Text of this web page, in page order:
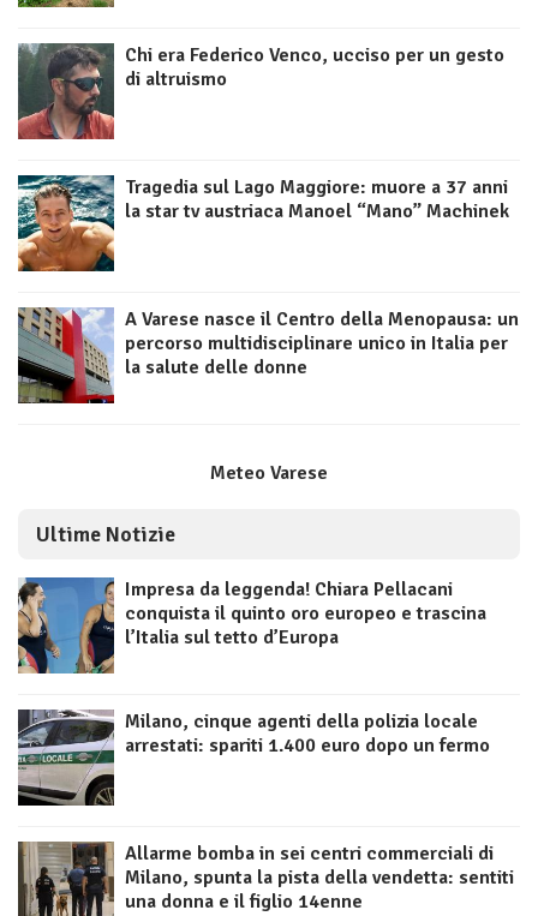
Chi era Federico Venco, ucciso per un gesto
di altruismo
Tragedia sul Lago Maggiore: muore a 37 anni
la star tv austriaca Manoel “Mano” Machinek
A Varese nasce il Centro della Menopausa: un
percorso multidisciplinare unico in Italia per
la salute delle donne
Meteo Varese
Ultime Notizie
Impresa da leggenda! Chiara Pellacani
conquista il quinto oro europeo e trascina
l’Italia sul tetto d’Europa
Milano, cinque agenti della polizia locale
arrestati: spariti 1.400 euro dopo un fermo
Allarme bomba in sei centri commerciali di
Milano, spunta la pista della vendetta: sentiti
una donna e il figlio 14enne